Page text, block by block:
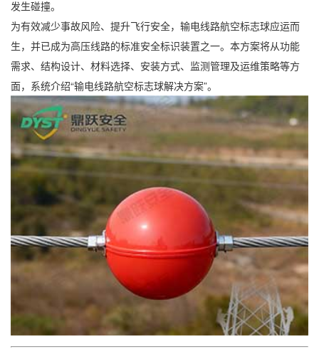
发生碰撞。
为有效减少事故风险、提升飞行安全，输电线路航空标志球应运而
生，并已成为高压线路的标准安全标识装置之一。本方案将从功能
需求、结构设计、材料选择、安装方式、监测管理及运维策略等方
面，系统介绍“输电线路航空标志球解决方案”。